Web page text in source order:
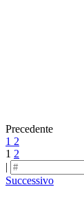
Precedente
1 2
1 2
|
Successivo